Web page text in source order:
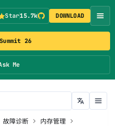
26
Me
Star15.7k DOWNLOAD
故障诊断
内存管理